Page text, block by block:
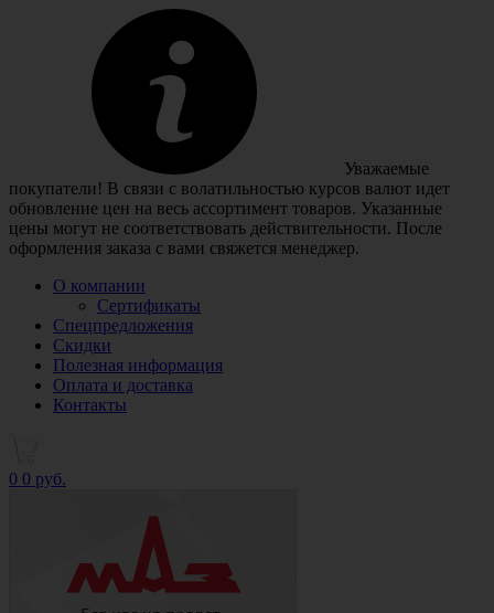
Уважаемые
покупатели! В связи с волатильностью курсов валют идет
обновление цен на весь ассортимент товаров. Указанные
цены могут не соответствовать действительности. После
оформления заказа с вами свяжется менеджер.
О компании
Сертификаты
Спецпредложения
Скидки
Полезная информация
Оплата и доставка
Контакты
0 0 руб.